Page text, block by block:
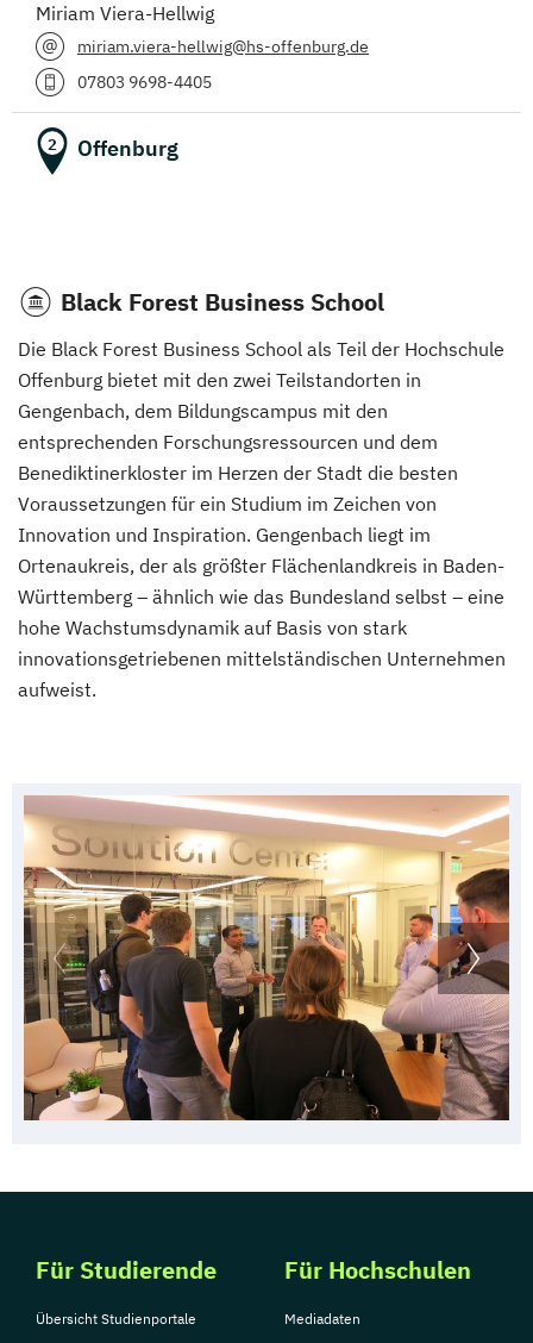
Miriam Viera-Hellwig
miriam.viera-hellwig@hs-offenburg.de
07803 9698-4405
2 Offenburg
Black Forest Business School
Die Black Forest Business School als Teil der Hochschule
Offenburg bietet mit den zwei Teilstandorten in
Gengenbach, dem Bildungscampus mit den
entsprechenden Forschungsressourcen und dem
Benediktinerkloster im Herzen der Stadt die besten
Voraussetzungen für ein Studium im Zeichen von
Innovation und Inspiration. Gengenbach liegt im
Ortenaukreis, der als größter Flächenlandkreis in Baden-
Württemberg – ähnlich wie das Bundesland selbst – eine
hohe Wachstumsdynamik auf Basis von stark
innovationsgetriebenen mittelständischen Unternehmen
aufweist.
Für Studierende
Übersicht Studienportale
Für Hochschulen
Mediadaten